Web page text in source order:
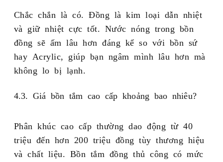
Chắc chắn là có. Đồng là kim loại dẫn nhiệt
và giữ nhiệt cực tốt. Nước nóng trong bồn
đồng sẽ ấm lâu hơn đáng kể so với bồn sứ
hay Acrylic, giúp bạn ngâm mình lâu hơn mà
không lo bị lạnh.
4.3. Giá bồn tắm cao cấp khoảng bao nhiêu?
Phân khúc cao cấp thường dao động từ 40
triệu đến hơn 200 triệu đồng tùy thương hiệu
và chất liệu. Bồn tắm đồng thủ công có mức